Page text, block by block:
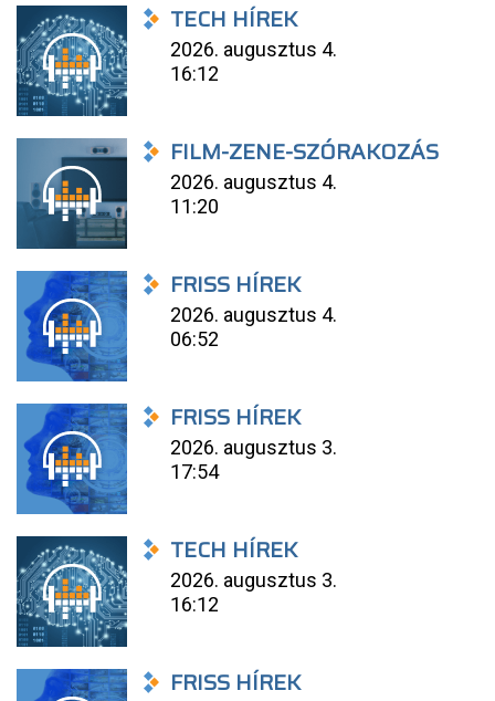
TECH HÍREK
2026. augusztus 4.
16:12
FILM-ZENE-SZÓRAKOZÁS
2026. augusztus 4.
11:20
FRISS HÍREK
2026. augusztus 4.
06:52
FRISS HÍREK
2026. augusztus 3.
17:54
TECH HÍREK
2026. augusztus 3.
16:12
FRISS HÍREK